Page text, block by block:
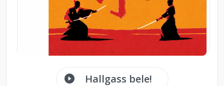
Hallgass bele!